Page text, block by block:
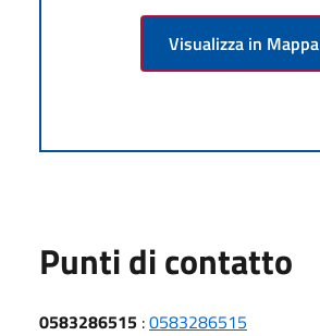
Visualizza in Mappa
Punti di contatto
0583286515 :0583286515